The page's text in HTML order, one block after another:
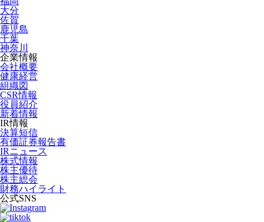
大分
佐賀
鹿児島
千葉
神奈川
企業情報
会社概要
健康経営
組織図
CSR情報
役員紹介
新着情報
IR情報
決算短信
有価証券報告書
IRニュース
株式情報
株主優待
株主総会
財務ハイライト
公式SNS